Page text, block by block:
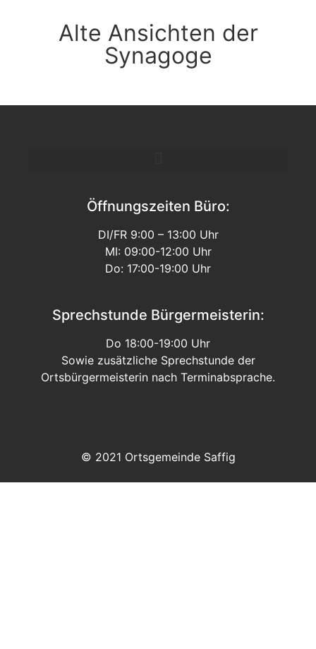
Alte Ansichten der
Synagoge
Öffnungszeiten Büro:
DI/FR 9:00 – 13:00 Uhr
MI: 09:00-12:00 Uhr
Do: 17:00-19:00 Uhr
Sprechstunde Bürgermeisterin:
Do 18:00-19:00 Uhr
Sowie zusätzliche Sprechstunde der
Ortsbürgermeisterin nach Terminabsprache.
© 2021 Ortsgemeinde Saffig